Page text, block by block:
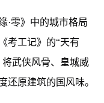
·零》中的城市格局
考工记》的“天有
武侠风骨、皇城威
还原建筑的国风味。